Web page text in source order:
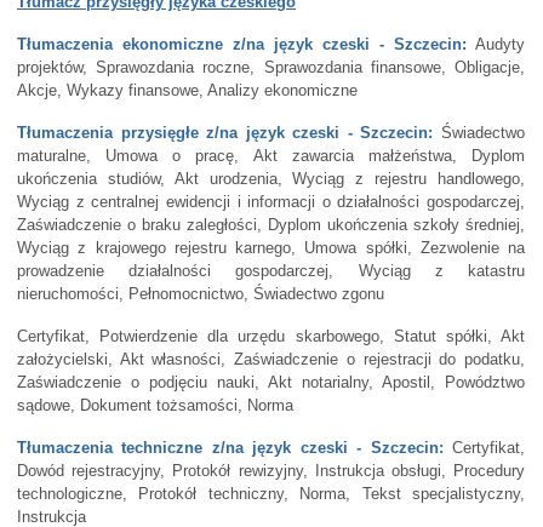
Tłumaczenia ekonomiczne z/na język czeski - Szczecin: Audyty
projektów, Sprawozdania roczne, Sprawozdania finansowe, Obligacje,
Akcje, Wykazy finansowe, Analizy ekonomiczne
Tłumaczenia przysięgłe z/na język czeski - Szczecin: Świadectwo
maturalne, Umowa o pracę, Akt zawarcia małżeństwa, Dyplom
ukończenia studiów, Akt urodzenia, Wyciąg z rejestru handlowego,
Wyciąg z centralnej ewidencji i informacji o działalności gospodarczej,
Zaświadczenie o braku zaległości, Dyplom ukończenia szkoły średniej,
Wyciąg z krajowego rejestru karnego, Umowa spółki, Zezwolenie na
prowadzenie działalności gospodarczej, Wyciąg z katastru
nieruchomości, Pełnomocnictwo, Świadectwo zgonu
Certyfikat, Potwierdzenie dla urzędu skarbowego, Statut spółki, Akt
założycielski, Akt własności, Zaświadczenie o rejestracji do podatku,
Zaświadczenie o podjęciu nauki, Akt notarialny, Apostil, Powództwo
sądowe, Dokument tożsamości, Norma
Tłumaczenia techniczne z/na język czeski - Szczecin: Certyfikat,
Dowód rejestracyjny, Protokół rewizyjny, Instrukcja obsługi, Procedury
technologiczne, Protokół techniczny, Norma, Tekst specjalistyczny,
Instrukcja